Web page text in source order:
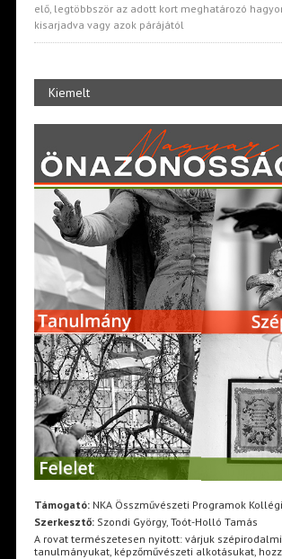
elő, legtöbbször az adott kort meghatározó
kisarjadva vagy azok párájától
Kiemelt
Támogató:NKA Összművészeti Programok
Szerkesztő:Szondi György, Toót-Holló Tamás
A rovat természetesen nyitott: várjuk szépirodalmi
tanulmányukat, képzőművészeti alkotásukat,